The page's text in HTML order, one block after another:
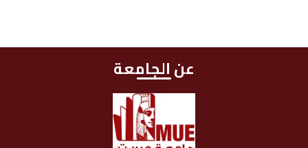
عن الجامعة